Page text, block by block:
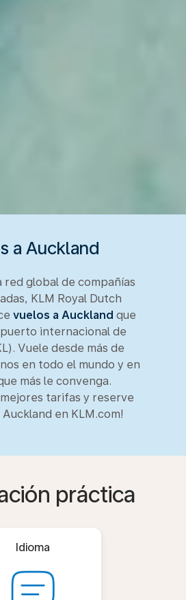
a Auckland
red global de compañías
KLM Royal Dutch
vuelos a Auckland que
internacional de
Vuele desde más de
en todo el mundo y en
más le convenga.
tarifas y reserve
en KLM.com!
práctica
Idioma